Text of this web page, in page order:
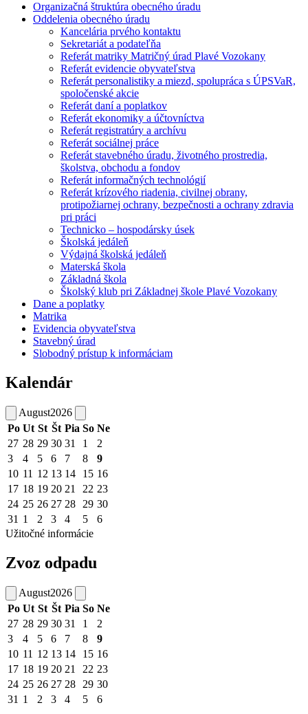
Organizačná štruktúra obecného úradu
Oddelenia obecného úradu
Kancelária prvého kontaktu
Sekretariát a podateľňa
Referát matriky Matričný úrad Plavé Vozokany
Referát evidencie obyvateľstva
Referát personalistiky a miezd, spolupráca s ÚPSVaR,
spoločenské akcie
Referát daní a poplatkov
Referát ekonomiky a účtovníctva
Referát registratúry a archívu
Referát sociálnej práce
Referát stavebného úradu, životného prostredia,
školstva, obchodu a fondov
Referát informačných technológií
Referát krízového riadenia, civilnej obrany,
protipožiarnej ochrany, bezpečnosti a ochrany zdravia
pri práci
Technicko – hospodársky úsek
Školská jedáleň
Výdajná školská jedáleň
Materská škola
Základná škola
Školský klub pri Základnej škole Plavé Vozokany
Dane a poplatky
Matrika
Evidencia obyvateľstva
Stavebný úrad
Slobodný prístup k informáciam
Kalendár
August2026
Po Ut St Št Pia So Ne
27 28 29 30 31 1
2
3
4 5 6 7 8
9
10 11 12 13 14 15 16
17 18 19 20 21 22 23
24 25 26 27 28 29 30
31 1 2 3 4 5
6
Užitočné informácie
Zvoz odpadu
August2026
Po Ut St Št Pia So Ne
27 28 29 30 31 1
2
3
4 5 6 7 8
9
10 11 12 13 14 15 16
17 18 19 20 21 22 23
24 25 26 27 28 29 30
31 1 2 3 4 5 6